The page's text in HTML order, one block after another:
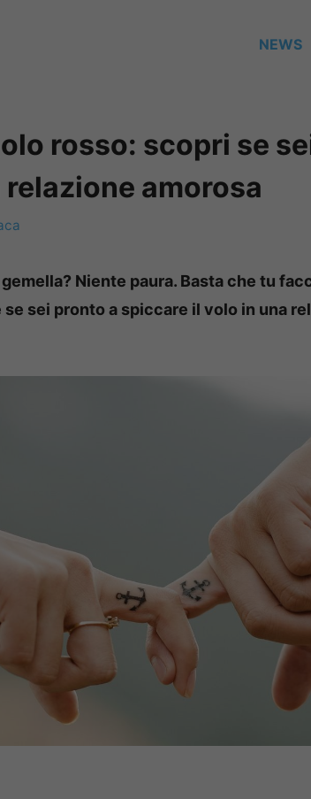
NEWS
rosso: scopri se
amorosa
Niente paura. Basta che tu
sei pronto a spiccare il volo in una